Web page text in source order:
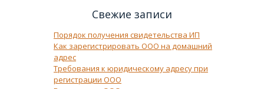
Свежие записи
Порядок получения свидетельства ИП
Как зарегистрировать ООО на домашний
адрес
Требования к юридическому адресу при
регистрации ООО